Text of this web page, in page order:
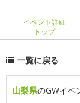
イベント詳細
トップ
一覧に戻る
山梨県のGWイベ